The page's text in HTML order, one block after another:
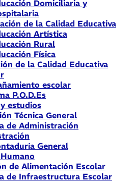
Domiciliaria y
de la Calidad Educativa
Artística
Rural
Física
de la Calidad Educativa
escolar
P.O.D.Es
estudios
Técnica General
de Administración
General
de Alimentación Escolar
de Infraestructura Escolar